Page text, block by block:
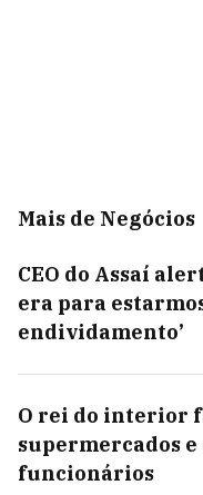
Mais de Negócios
CEO do Assaí
era para
endividamento’
O rei do interior
supermercados
funcionários